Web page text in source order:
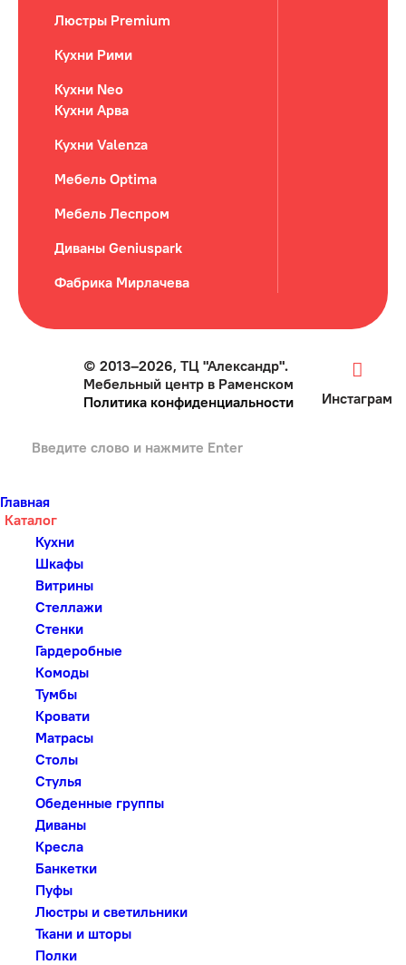
Люстры Premium
Кухни Рими
Кухни Neo
Кухни Арва
Кухни Valenza
Мебель Optima
Мебель Леспром
Диваны Geniuspark
Фабрика Мирлачева
© 2013–2026, ТЦ "Александр".
Мебельный центр в Раменском
Политика конфиденциальности
Инстаграм
Главная
Каталог
Кухни
Шкафы
Витрины
Стеллажи
Стенки
Гардеробные
Комоды
Тумбы
Кровати
Матрасы
Столы
Стулья
Обеденные группы
Диваны
Кресла
Банкетки
Пуфы
Люстры и светильники
Ткани и шторы
Полки